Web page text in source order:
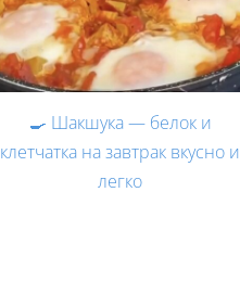
🍳 Шакшука — белок и
клетчатка на завтрак вкусно и
легкo